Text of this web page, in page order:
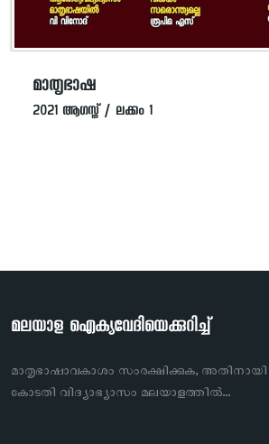
മാതൃഭാഷ
2021 ആഗസ്ത് / ലക്കം 1
മലയാള ഐക്യവേദിയെക്കുറിച്ച്
മാതൃഭാഷാവകാശം സംരക്ഷിക്കുക,
കോടതി വിദ്യാഭ്യാസം മലയാളത്തിൽ…